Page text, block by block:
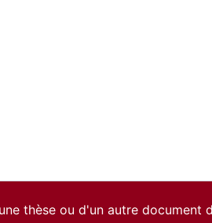
thèse ou d'un autre document